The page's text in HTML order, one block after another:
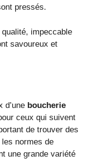
pressés.
impeccable
savoureux et
d’une boucherie
ceux qui suivent
de trouver des
normes de
une grande variété